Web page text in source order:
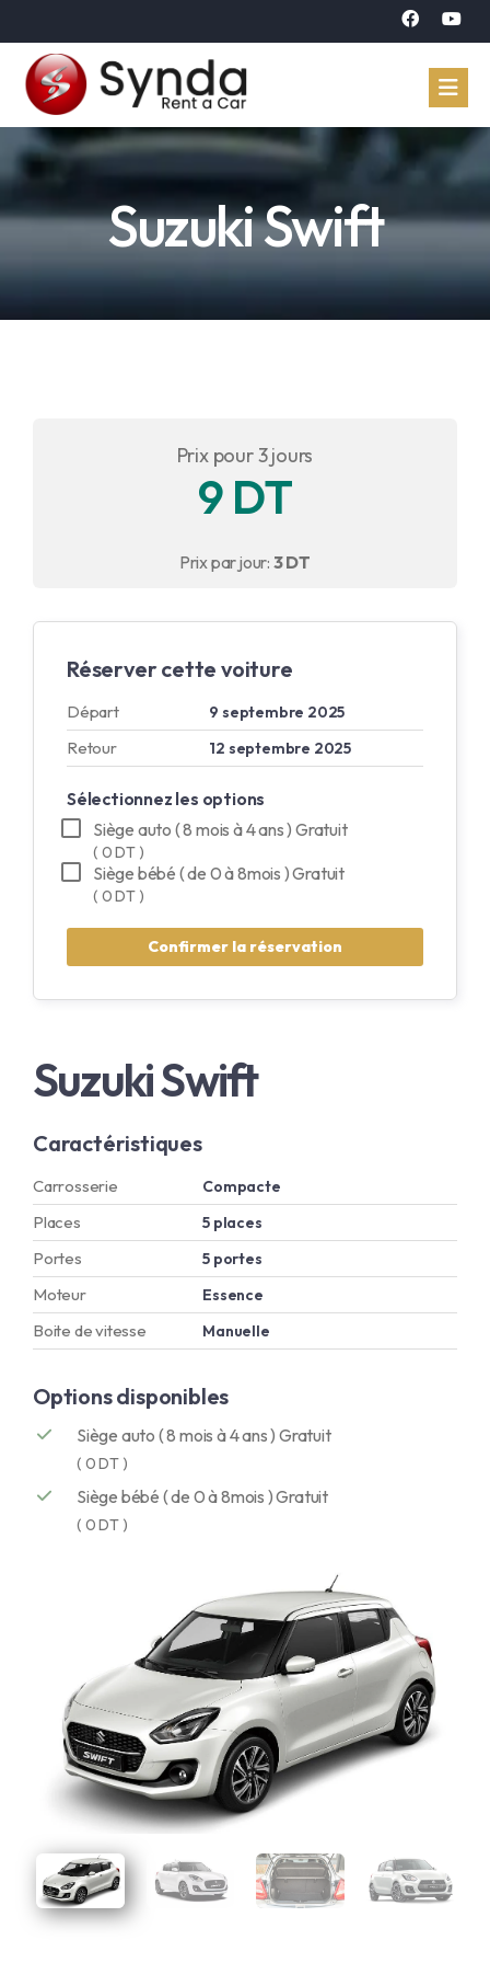
Accueil
Véhicules
À propos
Suzuki Swift
Prix pour 3 jours
9 DT
Prix par jour: 3 DT
Réserver cette voiture
Départ 9 septembre 2025
Retour 12 septembre 2025
Sélectionnez les options
Siège auto ( 8 mois à 4 ans ) Gratuit
( 0 DT )
Siège bébé ( de 0 à 8mois ) Gratuit
( 0 DT )
Suzuki Swift
Caractéristiques
Carrosserie Compacte
Places 5 places
Portes 5 portes
Moteur Essence
Boite de vitesse Manuelle
Options disponibles
Siège auto ( 8 mois à 4 ans ) Gratuit
( 0 DT )
Siège bébé ( de 0 à 8mois ) Gratuit
( 0 DT )